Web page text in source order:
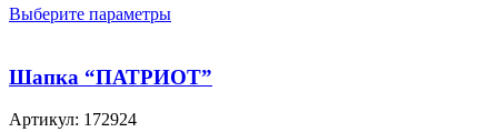
Выберите параметры
Шапка “ПАТРИОТ”
Артикул: 172924